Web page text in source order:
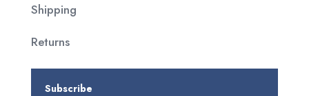
Shipping
Returns
Subscribe